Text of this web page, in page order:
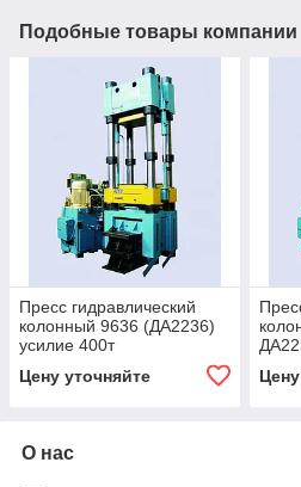
Подобные товары компании
Пресс гидравлический
колонный 9636 (ДА2236)
усилие 400т
Цену уточняйте
О нас